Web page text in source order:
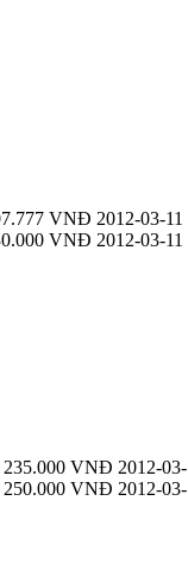
VNĐ 2012-03-11
VNĐ 2012-03-11
VNĐ 2012-
VNĐ 2012-